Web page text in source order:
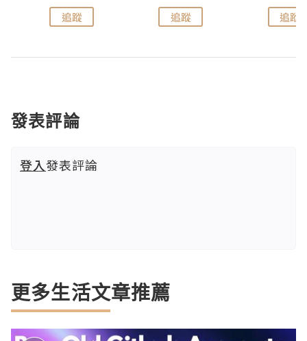
追蹤 追蹤 追蹤
發表評論
登入發表評論
更多生活文章推薦